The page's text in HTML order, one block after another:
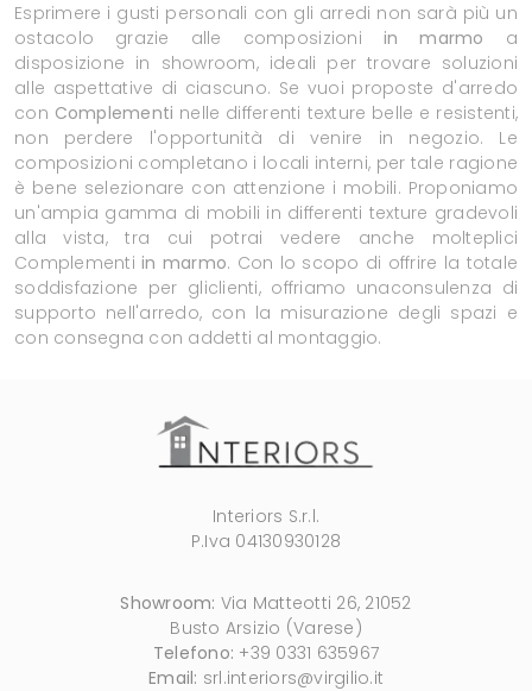
Esprimere i gusti personali con gli arredi non sarà più un
ostacolo grazie alle composizioni in marmo a
disposizione in showroom, ideali per trovare soluzioni
alle aspettative di ciascuno. Se vuoi proposte d'arredo
con Complementi nelle differenti texture belle e resistenti,
non perdere l'opportunità di venire in negozio. Le
composizioni completano i locali interni, per tale ragione
è bene selezionare con attenzione i mobili. Proponiamo
un'ampia gamma di mobili in differenti texture gradevoli
alla vista, tra cui potrai vedere anche molteplici
Complementiin marmo. Con lo scopo di offrire la totale
soddisfazione per gliclienti, offriamo unaconsulenza di
supporto nell'arredo, con la misurazione degli spazi e
con consegna con addetti al montaggio.
Interiors S.r.l.
P.Iva 04130930128
Showroom: Via Matteotti 26, 21052
Busto Arsizio (Varese)
Telefono: +39 0331 635967
Email: srl.interiors@virgilio.it